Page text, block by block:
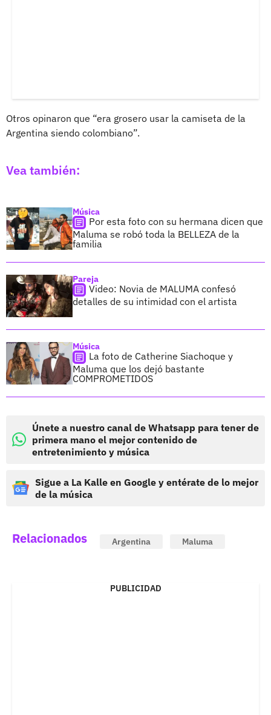
Otros opinaron que “era grosero usar la camiseta de la
Argentina siendo colombiano”.
Vea también:
Música
Por esta foto con su hermana dicen que
Maluma se robó toda la BELLEZA de la
familia
Pareja
Video: Novia de MALUMA confesó
detalles de su intimidad con el artista
Música
La foto de Catherine Siachoque y
Maluma que los dejó bastante
COMPROMETIDOS
Únete a nuestro canal de Whatsapp para tener de
primera mano el mejor contenido de
entretenimiento y música
Sigue a La Kalle en Google y entérate de lo mejor
de la música
Relacionados Argentina Maluma
PUBLICIDAD